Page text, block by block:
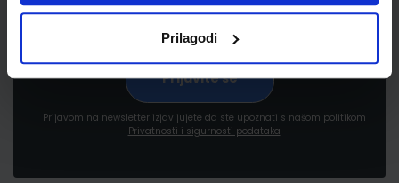
Prilagodi
Prijavom na newsletter izjavljujete da ste upoznati s našom politikom
Privatnosti i sigurnosti podataka